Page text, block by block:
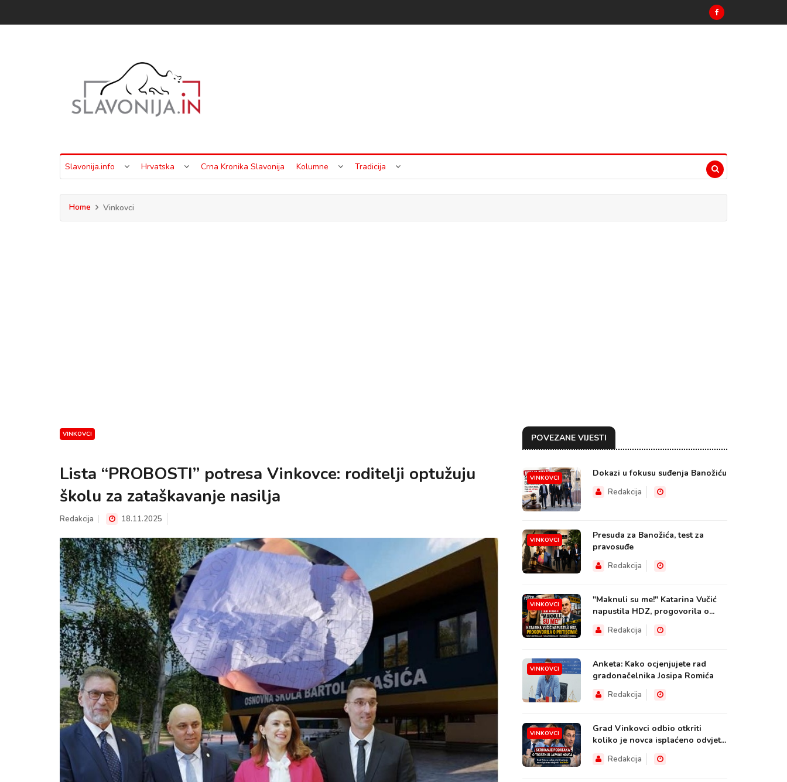
Slavonija.info Hrvatska Crna Kronika Slavonija Kolumne Tradicija
Home Vinkovci
VINKOVCI
Lista “PROBOSTI” potresa Vinkovce: roditelji optužuju
školu za zataškavanje nasilja
Redakcija 18.11.2025
POVEZANE VIJESTI
VINKOVCI Dokazi u fokusu suđenja Banožiću
Redakcija
VINKOVCI
Presuda za Banožića, test za
pravosuđe
Redakcija
VINKOVCI
"Maknuli su me!" Katarina Vučić
napustila HDZ, progovorila o...
Redakcija
VINKOVCI
Anketa: Kako ocjenjujete rad
gradonačelnika Josipa Romića
Redakcija
VINKOVCI
Grad Vinkovci odbio otkriti
koliko je novca isplaćeno odvjet...
Redakcija